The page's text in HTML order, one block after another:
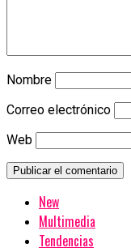
Nombre
Correo electrónico
Web
New
Multimedia
Tendencias